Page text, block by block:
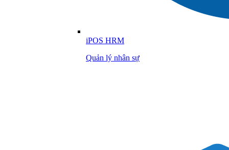
iPOS HRM
Quản lý nhân sự